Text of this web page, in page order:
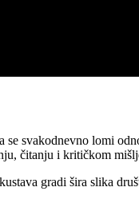
svakodnevno lomi
čitanju i kritičkom
gradi šira slika